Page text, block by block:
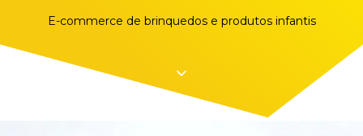
E-commerce de brinquedos e produtos infantis